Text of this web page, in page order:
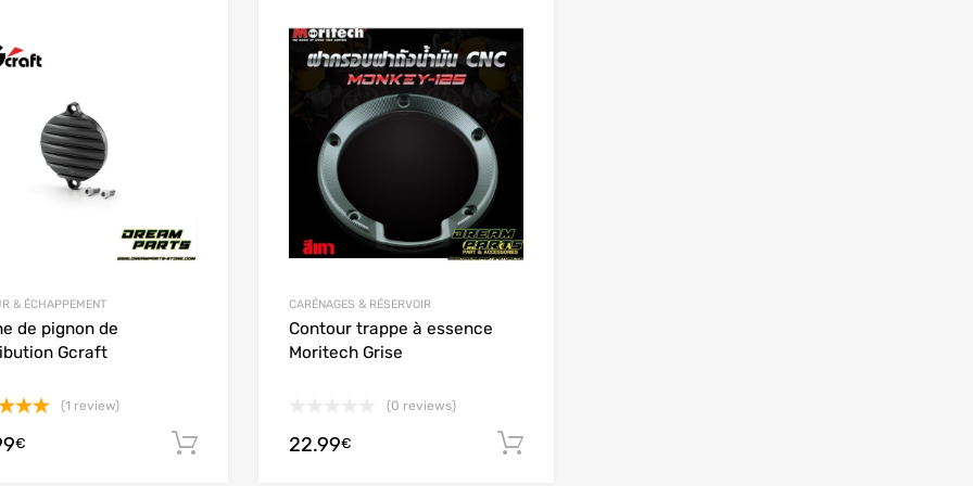
Add to Wishlist
Add to Compare
& ÉCHAPPEMENT
de pignon de
Gcraft
(1 review)
€ Ajouter au panier
CARÉNAGES & RÉSERVOIR
Contour trappe à essence
Moritech Grise
(0 reviews)
22.99€